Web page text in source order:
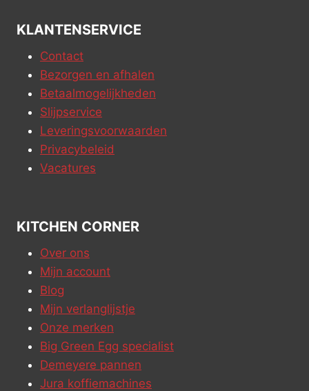
KLANTENSERVICE
Contact
Bezorgen en afhalen
Betaalmogelijkheden
Slijpservice
Leveringsvoorwaarden
Privacybeleid
Vacatures
KITCHEN CORNER
Over ons
Mijn account
Blog
Mijn verlanglijstje
Onze merken
Big Green Egg specialist
Demeyere pannen
Jura koffiemachines